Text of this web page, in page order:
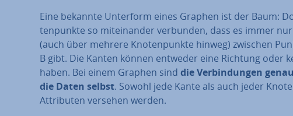
Eine bekannte Unterform eines Graphen ist der Baum:
ten­punk­te so mit­ein­an­der verbunden, dass es immer
(auch über mehrere Kno­ten­punk­te hinweg) zwischen
B gibt. Die Kanten können entweder eine Richtung oder
haben. Bei einem Graphen sind die Ver­bin­dun­gen
die Daten selbst. Sowohl jede Kante als auch jeder
At­tri­bu­ten versehen werden.